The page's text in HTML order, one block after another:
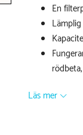
En
Läs mer